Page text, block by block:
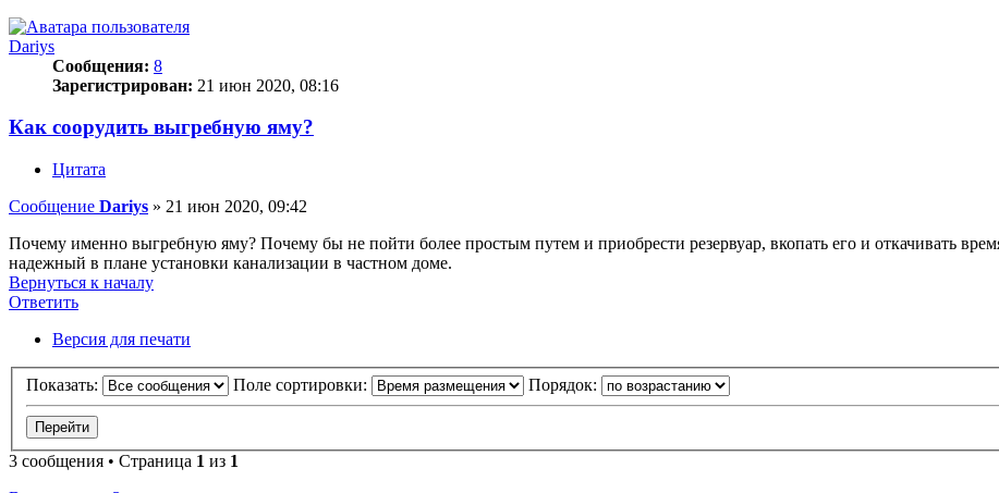
Dariys
Сообщения: 8
Зарегистрирован: 21 июн 2020, 08:16
Как соорудить выгребную яму?
Цитата
Сообщение Dariys » 21 июн 2020, 09:42
Почему именно выгребную яму? Почему бы не пойти более простым путем и приобрести резервуар, вкопать его и откачивать
надежный в плане установки канализации в частном доме.
Вернуться к началу
Ответить
Ответить
Версия для печати
Показать: Поле сортировки: Порядок:
3 сообщения • Страница 1 из 1